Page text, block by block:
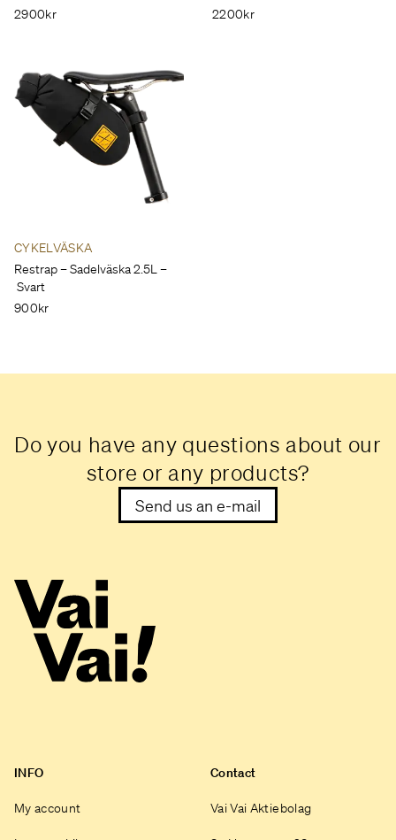
2900kr
2200kr
CYKELVÄSKA
Restrap – Sadelväska 2.5L –
Svart
900kr
Do you have any questions about our
store or any products?
Send us an e-mail
INFO
My account
Contact
Vai Vai Aktiebolag